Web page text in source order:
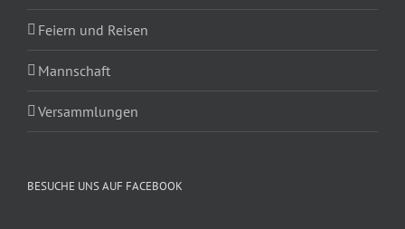
Feiern und Reisen
Mannschaft
Versammlungen
BESUCHE UNS AUF FACEBOOK